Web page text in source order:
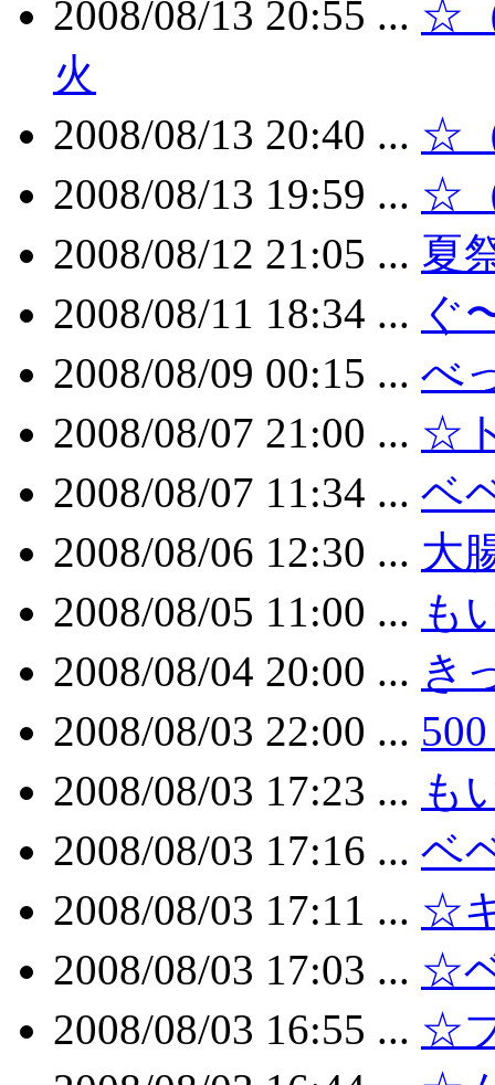
2008/08/13 20:55 ... ☆
火
2008/08/13 20:40 ... ☆
2008/08/13 19:59 ... ☆
2008/08/12 21:05 ... 夏
2008/08/11 18:34 ... ぐ
2008/08/09 00:15 ... べ
2008/08/07 21:00 ... ☆
2008/08/07 11:34 ... ベ
2008/08/06 12:30 ... 大
2008/08/05 11:00 ... も
2008/08/04 20:00 ... き
2008/08/03 22:00 ...
2008/08/03 17:23 ... も
2008/08/03 17:16 ... ベ
2008/08/03 17:11 ... ☆
2008/08/03 17:03 ... ☆
2008/08/03 16:55 ... ☆